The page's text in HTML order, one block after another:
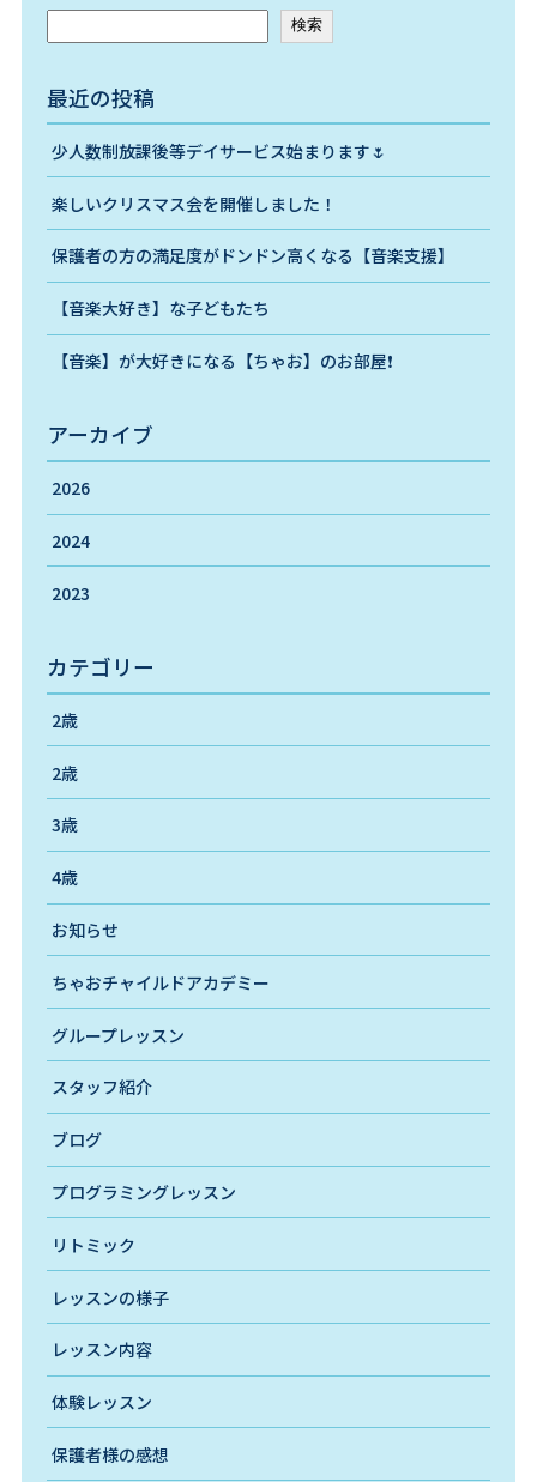
検索
最近の投稿
少人数制放課後等デイサービス始まります🌷
楽しいクリスマス会を開催しました！
保護者の方の満足度がドンドン高くなる【音楽支援】
【音楽大好き】な子どもたち
【音楽】が大好きになる【ちゃお】のお部屋❗️
アーカイブ
2026
2024
2023
カテゴリー
2歳
2歳
3歳
4歳
お知らせ
ちゃおチャイルドアカデミー
グループレッスン
スタッフ紹介
ブログ
プログラミングレッスン
リトミック
レッスンの様子
レッスン内容
体験レッスン
保護者様の感想